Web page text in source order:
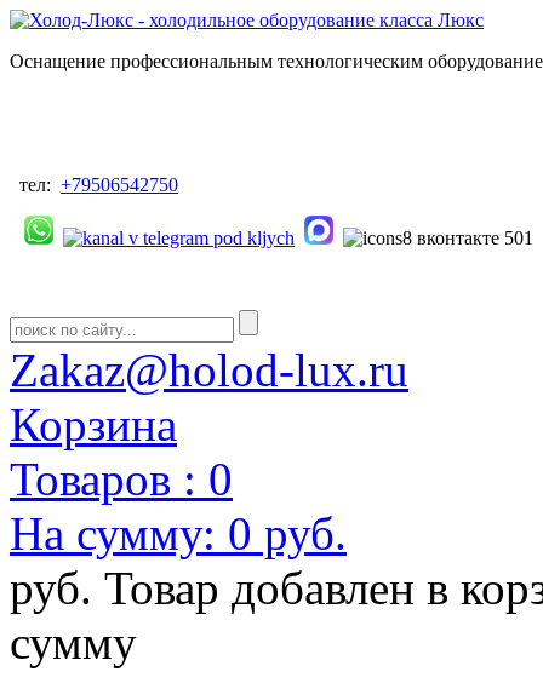
Оснащение профессиональным технологическим
тел: +79506542750
Zakaz@holod-lux.ru
Корзина
Товаров : 0
На сумму: 0 руб.
руб. Товар добавлен в
сумму